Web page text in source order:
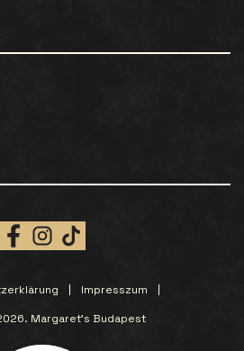
Impresszum
Margaret’s Budapest